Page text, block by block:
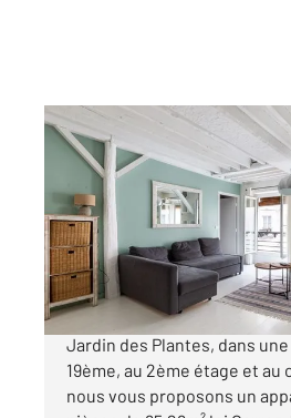
PARIS 75005
65,26 m2, 3 pièces
Ref : 23096
Appartement F3 à
795 000 €
Quartier Saint-Victor, entre
Jardin des Plantes, dans
19ème, au 2ème étage et au
nous vous proposons un